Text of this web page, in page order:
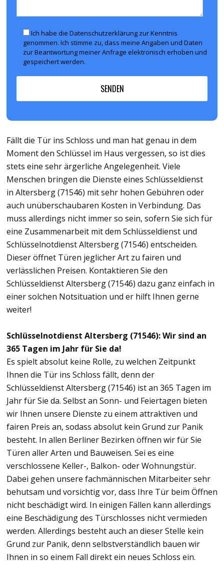
Ich habe die Datenschutzerklärung zur Kenntnis
genommen. Ich stimme zu, dass meine Angaben und Daten
zur Beantwortung meiner Anfrage elektronisch erhoben und
gespeichert werden.
Fällt die Tür ins Schloss und man hat genau in dem
Moment den Schlüssel im Haus vergessen, so ist dies
stets eine sehr ärgerliche Angelegenheit. Viele
Menschen bringen die Dienste eines Schlüsseldienst
in Altersberg (71546) mit sehr hohen Gebühren oder
auch unüberschaubaren Kosten in Verbindung. Das
muss allerdings nicht immer so sein, sofern Sie sich für
eine Zusammenarbeit mit dem Schlüsseldienst und
Schlüsselnotdienst Altersberg (71546) entscheiden.
Dieser öffnet Türen jeglicher Art zu fairen und
verlässlichen Preisen. Kontaktieren Sie den
Schlüsseldienst Altersberg (71546) dazu ganz einfach in
einer solchen Notsituation und er hilft Ihnen gerne
weiter!
Schlüsselnotdienst Altersberg (71546): Wir sind an
365 Tagen im Jahr für Sie da!
Es spielt absolut keine Rolle, zu welchen Zeitpunkt
Ihnen die Tür ins Schloss fällt, denn der
Schlüsseldienst Altersberg (71546) ist an 365 Tagen im
Jahr für Sie da. Selbst an Sonn- und Feiertagen bieten
wir Ihnen unsere Dienste zu einem attraktiven und
fairen Preis an, sodass absolut kein Grund zur Panik
besteht. In allen Berliner Bezirken öffnen wir für Sie
Türen aller Arten und Bauweisen. Sei es eine
verschlossene Keller-, Balkon- oder Wohnungstür.
Dabei gehen unsere fachmännischen Mitarbeiter sehr
behutsam und vorsichtig vor, dass Ihre Tür beim Öffnen
nicht beschädigt wird. In einigen Fällen kann allerdings
eine Beschädigung des Türschlosses nicht vermieden
werden. Allerdings besteht auch an dieser Stelle kein
Grund zur Panik, denn selbstverständlich bauen wir
Ihnen in so einem Fall direkt ein neues Schloss ein.